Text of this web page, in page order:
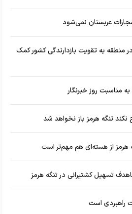
عربستان نمی‌شود
منطقه به تقویت بازدارندگی کشور کمک
مناسبت روز خبرنگار
نکند تنگه هرمز باز نخواهد شد
هرمز از هسته‌ای هم مهم‌تر است
تسهیل کشتیرانی در تنگه هرمز
راهبردی است